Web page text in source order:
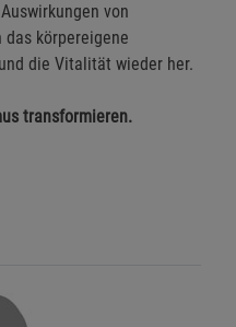
von
körpereigene
die Vitalität wieder her.
transformieren.